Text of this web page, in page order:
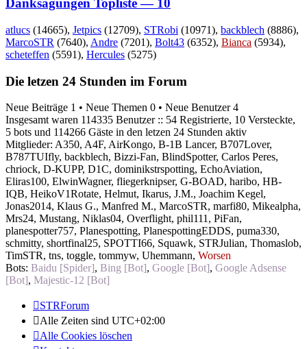
Danksagungen Topliste — 10
atlucs (14665), Jetpics (12709), STRobi (10971), backblech (8886),
MarcoSTR (7640), Andre (7201), Bolt43 (6352), Bianca (5934),
scheteffen (5591), Hercules (5275)
Die letzen 24 Stunden im Forum
Neue Beiträge 1 • Neue Themen 0 • Neue Benutzer 4
Insgesamt waren 114335 Benutzer :: 54 Registrierte, 10 Versteckte,
5 bots und 114266 Gäste in den letzen 24 Stunden aktiv
Mitglieder: A350, A4F, AirKongo, B-1B Lancer, B707Lover,
B787TUIfly, backblech, Bizzi-Fan, BlindSpotter, Carlos Peres,
chriock, D-KUPP, D1C, dominikstrspotting, EchoAviation,
Eliras100, ElwinWagner, fliegerknipser, G-BOAD, haribo, HB-
IQB, HeikoV1Rotate, Helmut, Ikarus, J.M., Joachim Kegel,
Jonas2014, Klaus G., Manfred M., MarcoSTR, marfi80, Mikealpha,
Mrs24, Mustang, Niklas04, Overflight, phil111 , PiFan,
planespotter757, Planespotting, PlanespottingEDDS, puma330,
schmitty, shortfinal25, SPOTTI66, Squawk, STRJulian, Thomaslob,
TimSTR, tns, toggle, tommyw, Uhemmann, Worsen
Bots: Baidu [Spider], Bing [Bot], Google [Bot], Google Adsense
[Bot], Majestic-12 [Bot]
STRForum
Alle Zeiten sind UTC+02:00
Alle Cookies löschen